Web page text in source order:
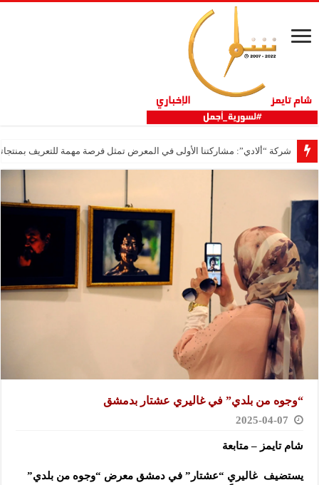
شركة “ألادي”: مشاركتنا الأولى في المعرض تمثل فرصة مهمة للتعريف
“وجوه من بلدي” في غاليري عشتار بدمشق
2025-04-07
شام تايمز – متابعة
يستضيف غاليري “عشتار” في دمشق معرض “وجوه من بلدي”